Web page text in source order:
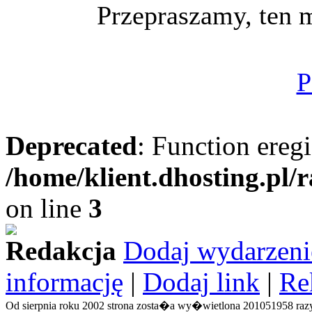
Przepraszamy,
Deprecated: Function
/home/
on line 3
Redakcja Dodaj
informację | Dodaj link |
Od sierpnia roku 2002 strona zosta�a wy�wietlona 201051958